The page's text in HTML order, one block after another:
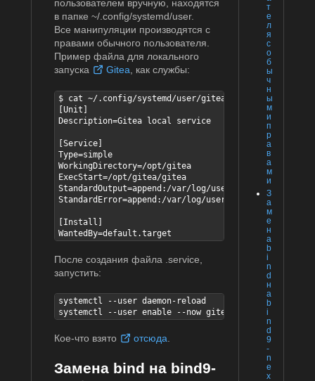
т
е
л
я
с
о
б
ы
ч
н
ы
м
и
п
р
а
в
а
м
и
З
а
м
е
н
а
b
i
n
d
н
а
b
i
n
d
9
-
n
e
x
пользователем вручную, находятся
в папке ~/.config/systemd/user.
Все манипуляции производятся с
правами обычного пользователя.
Пример файла для локального
запуска
Gitea, как службы:
$ cat ~/.config/systemd/user/gitea.service
[Unit]
Description=Gitea local service
[Service]
Type=simple
WorkingDirectory=/opt/gitea
ExecStart=/opt/gitea/gitea
StandardOutput=append:/var/log/user-logs/gitea.log
StandardError=append:/var/log/user-logs/gitea-
[Install]
WantedBy=default.target
После создания файла .service,
запустить:
systemctl --user daemon-reload
systemctl --user enable --now gitea
Кое-что взято отсюда
Замена bind на bind9-